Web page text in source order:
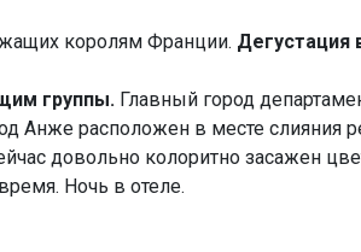
королям Франции. Дегустация
группы. Главный город
Анже расположен в месте слияния
довольно колоритно засажен
Ночь в отеле.